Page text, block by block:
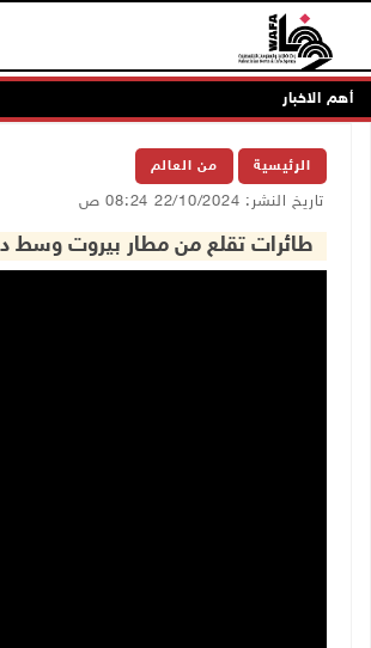
أهم الاخبار
الرئيسية من العالم
تاريخ النشر: 22/10/2024 08:24 ص
طائرات تقلع من مطار بيروت وسط